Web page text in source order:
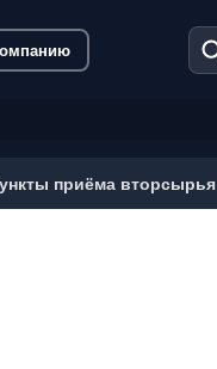
приёма вторсырья